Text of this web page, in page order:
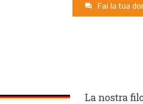
Fai la tua
La nostra